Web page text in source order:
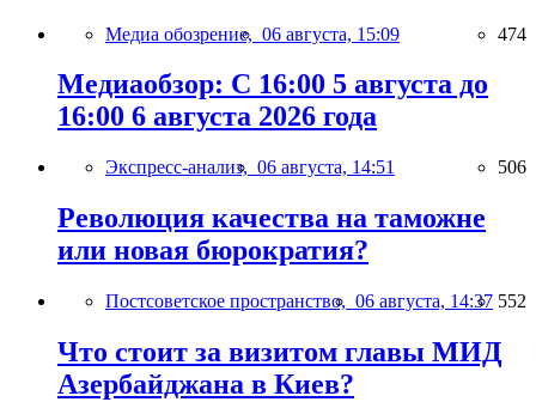
Медиа обозрение, 06 августа, 15:09 474
Медиаобзор: С 16:00 5 августа до
16:00 6 августа 2026 года
Экспресс-анализ, 06 августа, 14:51 506
Революция качества на таможне
или новая бюрократия?
Постсоветское пространство, 06 августа, 14:37 552
Что стоит за визитом главы МИД
Азербайджана в Киев?